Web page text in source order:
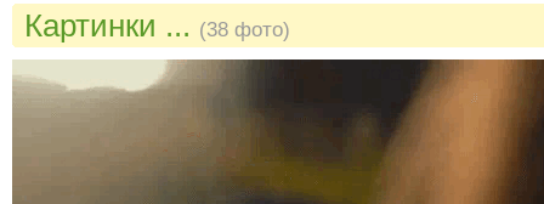
Картинки ... (38 фото)